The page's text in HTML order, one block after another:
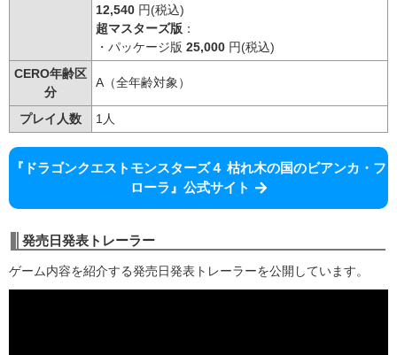
12,540 円(税込)
超マスターズ版 ：
・パッケージ版 25,000 円(税込)
CERO年齢区
分
A（全年齢対象）
プレイ人数 1人
『ドラゴンクエストモンスターズ４ 枯れ木の国のビアンカ・フ
ローラ』公式サイト
発売日発表トレーラー
ゲーム内容を紹介する発売日発表トレーラーを公開しています。